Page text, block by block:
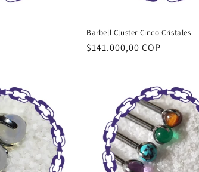
Barbell Cluster Cinco Cristales
Precio
$141.000,00 COP